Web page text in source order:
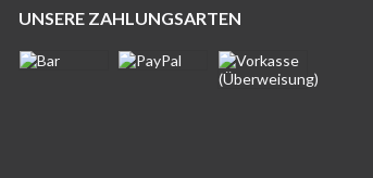
UNSERE ZAHLUNGSARTEN